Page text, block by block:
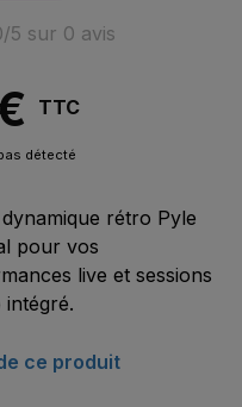
/5 sur 0 avis
TTC
détecté
rétro Pyle
pour vos
live et sessions
ce produit